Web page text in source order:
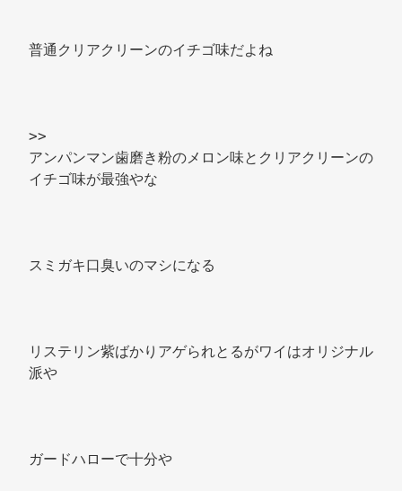
普通クリアクリーンのイチゴ味だよね
>>
アンパンマン歯磨き粉のメロン味とクリアクリーンの
イチゴ味が最強やな
スミガキ口臭いのマシになる
リステリン紫ばかりアゲられとるがワイはオリジナル
派や
ガードハローで十分や